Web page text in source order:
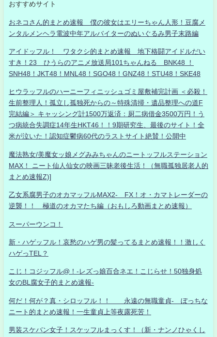
おすすめサイト
おネコさん的まとめ速報 僕の彼女はエリーちゃん人形！豆腐メ
ンタルメンヘラ電波中年アルバイターのぬいぐるみ男子末路編
アイドッフル！ ワタクシ的まとめ速報 地下格闘アイドルだい
すき！23 ひうらのアニメ放送局101ちゃんねる BNK48 ！
SNH48！JKT48！MNL48！SGO48！GNZ48！STU48！SKE48
ヒウラッフルのハーニーフィニッシュゴミ屋敷補完計画 ＜必殺！
生前整理人！孤立し孤独死からの～特殊清掃・遺品整理への道F
完結編＞ キャッシング計1500万返済：厨二病借金3500万円！う
つ病統合失調症14年生HKT46！！9期研究生、最後のサイト！全
米が泣いた！認知症鬱病60代のラストサイト絶賛！公開中
魔法熟女/美魔女ッ娘メグみみちゃんのニートッフルステーション
MAX！ ニート仙人仙女の映画三昧老後生活！（無職孤独居老人的
まとめ速報Z)]
乙女系腐男子のオカマッフルMAX2- FX！オ・カマトレーダーの
逆襲！！ 極道のオカマたち編（おもしろ動画まとめ速報）
スーパーウンコ！
新・ハゲッフル！哀愁のハゲ男の髪ってるまとめ速報！！激しく
ハゲっTEL？
こじ！コジッフル@！-レズっ娘百合ネエ！こじらせ！50独身処
女のBL腐女子的まとめ速報-
何だ！何が？真・シロッフル！！ 永遠の無職童貞- ぼっちな
ニート的まとめ速報！一生童貞上等夜露死苦！
男装スケバン女子！スケッフルまっくす！（新・ナンノひゃくし